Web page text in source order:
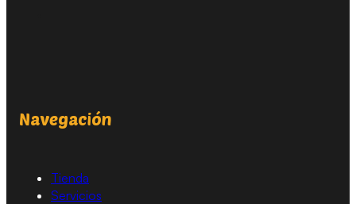
Navegación
Tienda
Servicios